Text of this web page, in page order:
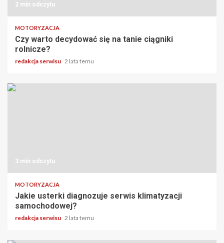
2 min odczytu
MOTORYZACJA
Czy warto decydować się na tanie ciągniki
rolnicze?
redakcja serwisu 2 lata temu
3 min odczytu
MOTORYZACJA
Jakie usterki diagnozuje serwis klimatyzacji
samochodowej?
redakcja serwisu 2 lata temu